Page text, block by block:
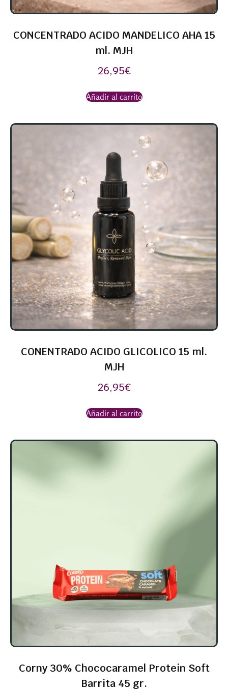
CONCENTRADO ACIDO MANDELICO AHA 15
ml. MJH
26,95€
Añadir al carrito
CONENTRADO ACIDO GLICOLICO 15 ml.
MJH
26,95€
Añadir al carrito
Corny 30% Chococaramel Protein Soft
Barrita 45 gr.